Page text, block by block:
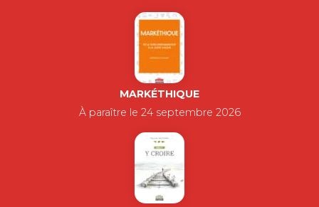
MARKÉTHIQUE
À paraître le 24 septembre 2026